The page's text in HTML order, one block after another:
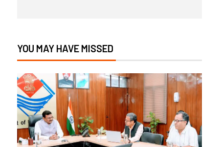
YOU MAY HAVE MISSED